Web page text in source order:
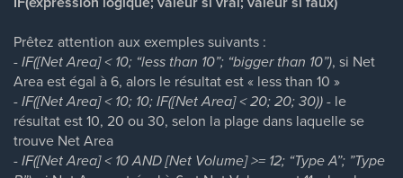
Prêtez attention aux exemples suivants :
-IF([Net Area] < 10; “less than 10”; “bigger than 10”), si Net
Area est égal à 6, alors le résultat est « less than 10 »
-IF([Net Area] < 10; 10; IF([Net Area] < 20; 20; 30))- le
résultat est 10, 20 ou 30, selon la plage dans laquelle se
trouve Net Area
-IF([Net Area] < 10 AND [Net Volume] >= 12; “Type A”; ”Type